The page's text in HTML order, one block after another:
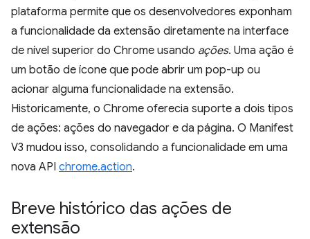
plataforma permite que os desenvolvedores exponham
a funcionalidade da extensão diretamente na interface
de nível superior do Chrome usando ações. Uma ação é
um botão de ícone que pode abrir um pop-up ou
acionar alguma funcionalidade na extensão.
Historicamente, o Chrome oferecia suporte a dois tipos
de ações: ações do navegador e da página. O Manifest
V3 mudou isso, consolidando a funcionalidade em uma
nova API chrome.action.
Breve histórico das ações de
extensão